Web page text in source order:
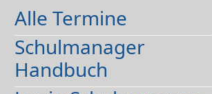
Alle Termine
Schulmanager
Handbuch